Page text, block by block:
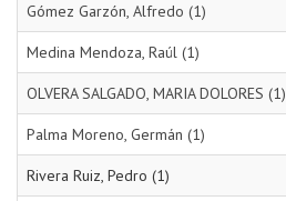
Gómez Garzón, Alfredo (1)
Medina Mendoza, Raúl (1)
OLVERA SALGADO, MARIA DOLORES (1)
Palma Moreno, Germán (1)
Rivera Ruiz, Pedro (1)